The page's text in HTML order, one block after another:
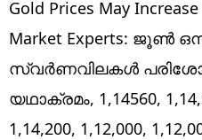
Lifestyle
world
Technology
Gold Prices May
Market Experts:
സ്വര്‍ണവിലകള്‍
യഥാക്രമം, 1,14560,
1,14,200, 1,12,000,